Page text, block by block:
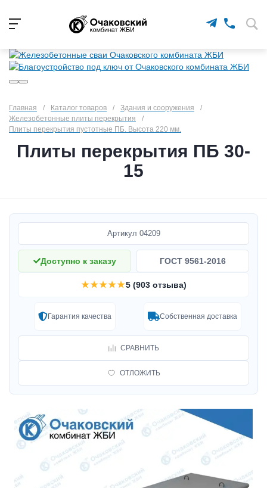
Главная / Каталог товаров / Здания и сооружения
/
Железобетонные плиты перекрытия
/
Плиты перекрытия пустотные ПБ. Высота 220 мм.
Плиты перекрытия ПБ 30-
15
Артикул 04209
Доступно к заказу ГОСТ 9561-2016
★★★★★5 (903 отзыва)
Гарантия качества Собственная доставка
СРАВНИТЬ
ОТЛОЖИТЬ